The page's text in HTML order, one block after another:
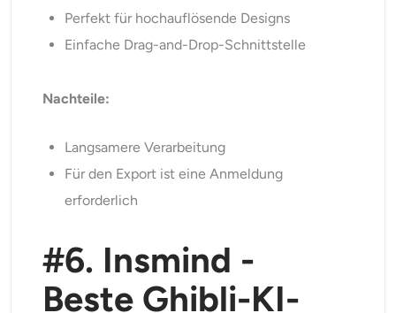
Perfekt für hochauflösende Designs
Einfache Drag-and-Drop-Schnittstelle
Nachteile:
Langsamere Verarbeitung
Für den Export ist eine Anmeldung
erforderlich
#6. Insmind -
Beste Ghibli-KI-